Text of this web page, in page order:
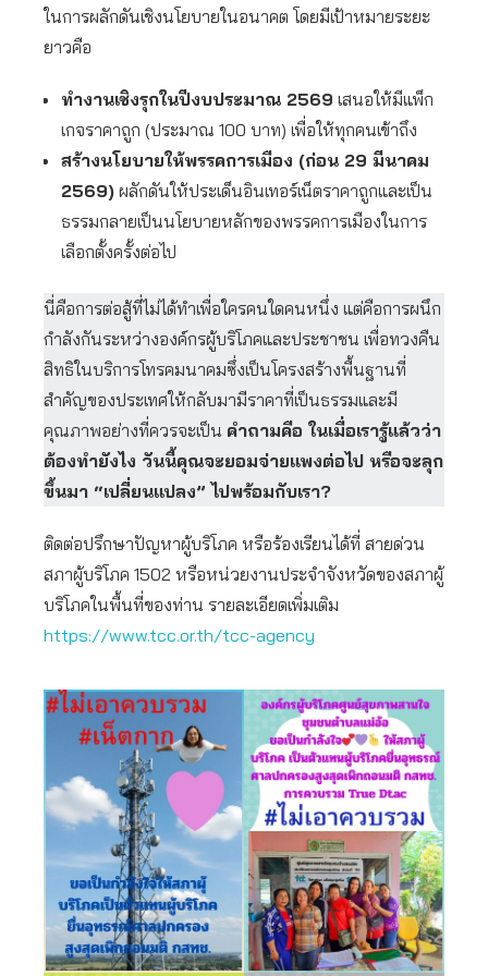
ในการผลักดันเชิงนโยบายในอนาคต โดยมีเป้าหมายระยะ
ยาวคือ
ทำงานเชิงรุกในปีงบประมาณ 2569 เสนอให้มีแพ็ก
เกจราคาถูก (ประมาณ 100 บาท) เพื่อให้ทุกคนเข้าถึง
สร้างนโยบายให้พรรคการเมือง (ก่อน 29 มีนาคม
2569) ผลักดันให้ประเด็นอินเทอร์เน็ตราคาถูกและเป็น
ธรรมกลายเป็นนโยบายหลักของพรรคการเมืองในการ
เลือกตั้งครั้งต่อไป
นี่คือการต่อสู้ที่ไม่ได้ทำเพื่อใครคนใดคนหนึ่ง แต่คือการผนึก
กำลังกันระหว่างองค์กรผู้บริโภคและประชาชน เพื่อทวงคืน
สิทธิในบริการโทรคมนาคมซึ่งเป็นโครงสร้างพื้นฐานที่
สำคัญของประเทศให้กลับมามีราคาที่เป็นธรรมและมี
คุณภาพอย่างที่ควรจะเป็น คำถามคือ ในเมื่อเรารู้แล้วว่า
ต้องทำยังไง วันนี้คุณจะยอมจ่ายแพงต่อไป หรือจะลุก
ขึ้นมา “เปลี่ยนแปลง”ไปพร้อมกับเรา?
ติดต่อปรึกษาปัญหาผู้บริโภค หรือร้องเรียนได้ที่ สายด่วน
สภาผู้บริโภค 1502 หรือหน่วยงานประจำจังหวัดของสภาผู้
บริโภคในพื้นที่ของท่าน รายละเอียดเพิ่มเติม
https://www.tcc.or.th/tcc-agency